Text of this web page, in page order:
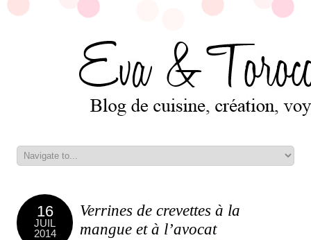
16
JUIL
2014
Verrines de crevettes à la
mangue et à l’avocat